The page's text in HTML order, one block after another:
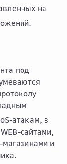
на
под
атакам, в
сайтами,
и